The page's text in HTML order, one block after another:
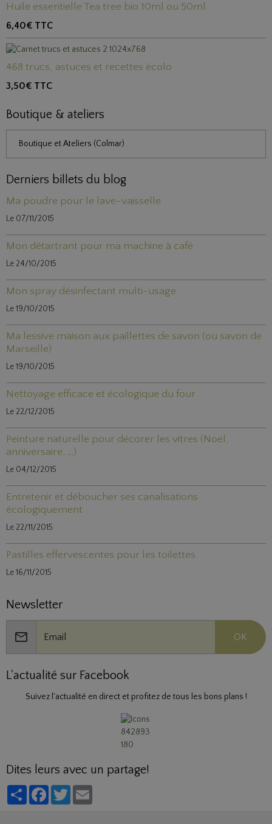
Huile essentielle Tea tree bio 10ml ou 50ml
6,40€ TTC
468 trucs, astuces et recettes écolo
3,50€ TTC
Boutique & ateliers
Boutique et Ateliers (Colmar)
Derniers billets du blog
Ma poudre pour le lave-vaisselle
Le 07/11/2015
Mon détartrant pour ma machine à café
Le 24/10/2015
Mon spray désinfectant multi-usage
Le 19/10/2015
Ma lessive maison aux paillettes de savon (ou savon de
Marseille)
Le 19/10/2015
Nettoyage efficace et écologique du four
Le 22/12/2015
Peinture naturelle pour décorer les vitres (Noël,
anniversaire, ...)
Le 04/12/2015
Entretenir et déboucher ses canalisations
écologiquement
Le 22/11/2015
Pastilles effervescentes pour les toilettes
Le 16/11/2015
Newsletter
OK
L'actualité sur Facebook
Suivez l'actualité en direct et profitez de tous les bons plans !
Dites leurs avec un partage!
PartagerFacebookTwitter